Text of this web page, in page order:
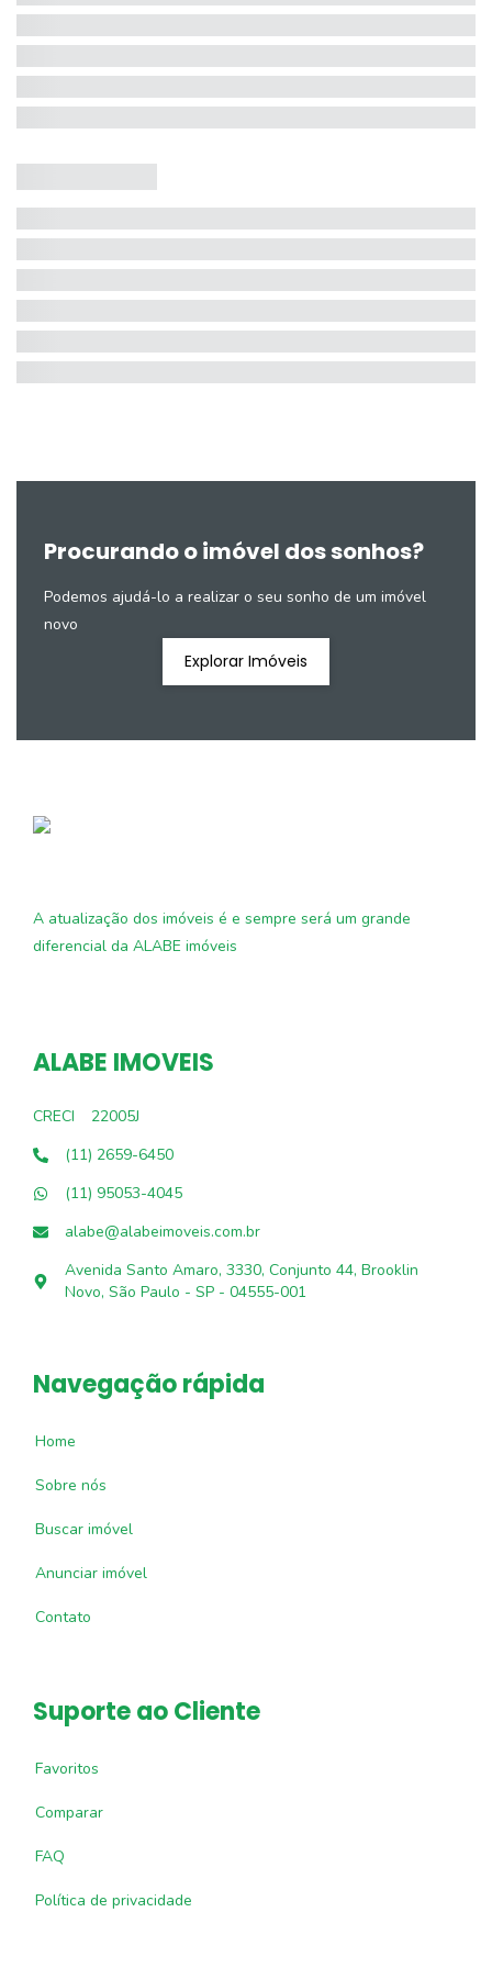
Procurando o imóvel dos sonhos?
Podemos ajudá-lo a realizar o seu sonho de um imóvel
novo
Explorar Imóveis
A atualização dos imóveis é e sempre será um grande
diferencial da ALABE imóveis
ALABE IMOVEIS
CRECI
22005J
(11) 2659-6450
(11) 95053-4045
alabe@alabeimoveis.com.br
Avenida Santo Amaro, 3330, Conjunto 44, Brooklin
Novo, São Paulo - SP - 04555-001
Navegação rápida
Home
Sobre nós
Buscar imóvel
Anunciar imóvel
Contato
Suporte ao Cliente
Favoritos
Comparar
FAQ
Política de privacidade